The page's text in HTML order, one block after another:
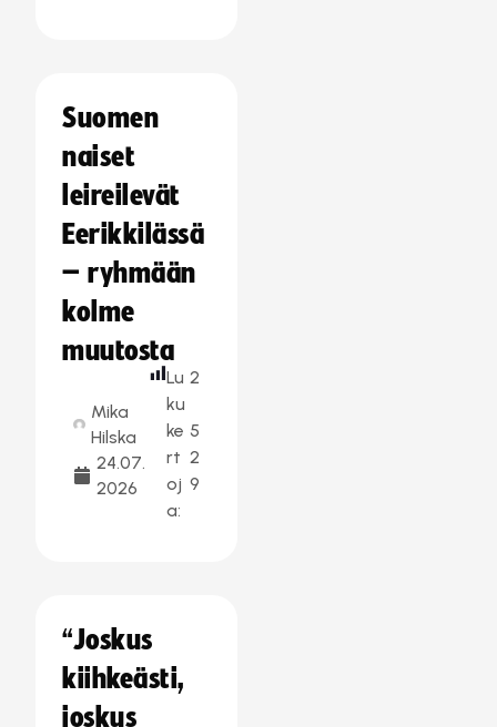
Suomen
naiset
leireilevät
Eerikkilässä
– ryhmään
kolme
muutosta
Mika
Hilska
24.07.
2026
Lu
ku
ke
rt
oj
a:
2
5
2
9
“Joskus
kiihkeästi,
joskus